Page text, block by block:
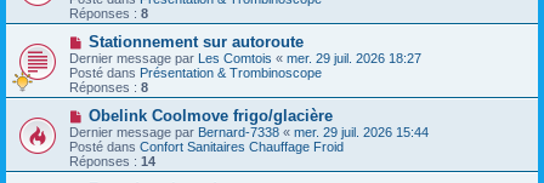
s
s
a
g
e
v
e
a
u
m
e
s
s
a
g
e
Réponses : 8
N
o
u
v
e
a
m
e
s
Stationnement sur autoroute
Dernier message par Les Comtois « mer. 29 juil. 2026 18:27
Posté dans Présentation & Trombinoscope
Réponses : 8
N
o
u
v
e
Obelink Coolmove frigo/glacière
Dernier message par Bernard-7338 « mer. 29 juil. 2026 15:44
Posté dans Confort Sanitaires Chauffage Froid
Réponses : 14